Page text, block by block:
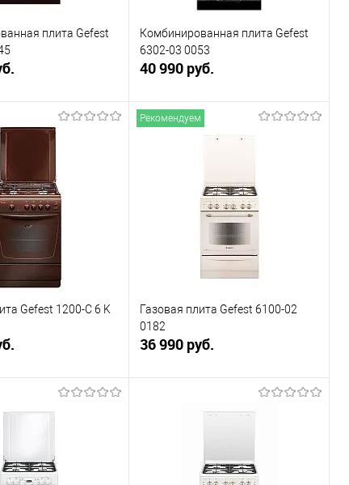
плита Gefest
В корзину
клик
В наличии
Комбинированная плита Gefest
6302-03 0053
40 990 руб.
В избранное
В наличии
Gefest 1200-С 6 K
Под заказ
Рекомендуем
Газовая плита Gefest 6100-02
0182
36 990 руб.
В избранное
В наличии